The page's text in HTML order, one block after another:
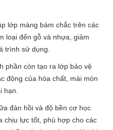
lớp màng bám chắc trên các
loại đến gỗ và nhựa, giảm
trình sử dụng.
phần còn tạo ra lớp bảo vệ
động của hóa chất, mài mòn
hạn.
đàn hồi và độ bền cơ học
chịu lực tốt, phù hợp cho các